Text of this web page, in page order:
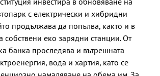
с електрически и хибридни
продължава да попълва, както и в
собствени еко зарядни станции. От
банка проследява и вътрешната
вода и хартия, като се